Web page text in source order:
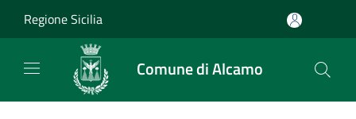
Regione Sicilia
Comune di Alcamo